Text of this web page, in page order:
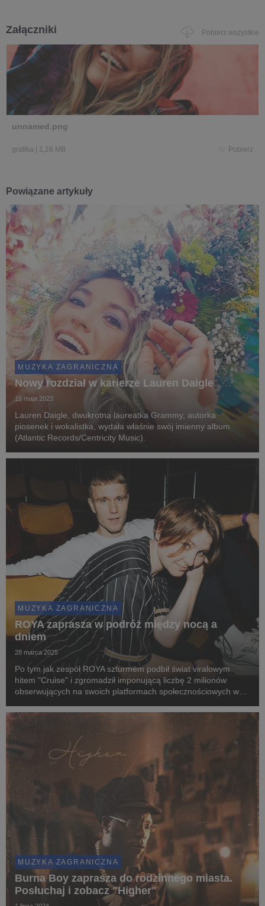
Załączniki Pobierz wszystkie
unnamed.png
grafika 1,28 MB Pobierz
Powiązane artykuły
MUZYKA ZAGRANICZNA
Nowy rozdział w karierze Lauren Daigle
15 maja 2023
Lauren Daigle, dwukrotna laureatka Grammy, autorka
piosenek i wokalistka, wydała właśnie swój imienny album
(Atlantic Records/Centricity Music).
MUZYKA ZAGRANICZNA
ROYA zaprasza w podróż między nocą a
dniem
28 marca 2025
Po tym jak zespół ROYA szturmem podbił świat viralowym
hitem "Cruise" i zgromadził imponującą liczbę 2 milionów
obserwujących na swoich platformach społecznościowych w
singlem "Dawn/Day".
MUZYKA ZAGRANICZNA
Burna Boy zaprasza do rodzinnego miasta.
Posłuchaj i zobacz "Higher"